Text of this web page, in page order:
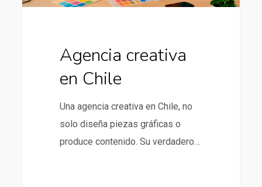
Agencia creativa
en Chile
Una agencia creativa en Chile, no
solo diseña piezas gráficas o
produce contenido. Su verdadero…